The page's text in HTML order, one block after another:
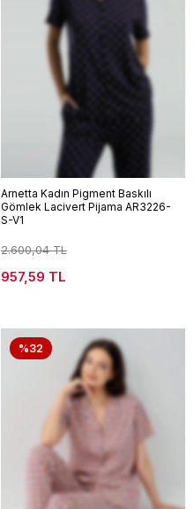
Arnetta Kadın Pigment Baskılı
Gömlek Lacivert Pijama AR3226-
S-V1
2.600,04 TL
957,59 TL
%32